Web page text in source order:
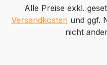
Alle Preise exkl.
Versandkosten und ggf.
nicht